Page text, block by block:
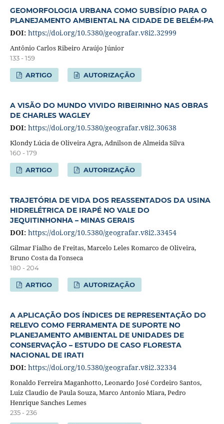
GEOMORFOLOGIA URBANA COMO SUBSÍDIO PARA O
PLANEJAMENTO AMBIENTAL NA CIDADE DE BELÉM-PA
DOI: https://doi.org/10.5380/geografar.v8i2.32999
Antônio Carlos Ribeiro Araújo Júnior
133 - 159
ARTIGO AUTORIZAÇÃO
A VISÃO DO MUNDO VIVIDO RIBEIRINHO NAS OBRAS
DE CHARLES WAGLEY
DOI: https://doi.org/10.5380/geografar.v8i2.30638
Klondy Lúcia de Oliveira Agra, Adnilson de Almeida Silva
160 - 179
ARTIGO AUTORIZAÇÃO
TRAJETÓRIA DE VIDA DOS REASSENTADOS DA USINA
HIDRELÉTRICA DE IRAPÉ NO VALE DO
JEQUITINHONHA – MINAS GERAIS
DOI: https://doi.org/10.5380/geografar.v8i2.33454
Gilmar Fialho de Freitas, Marcelo Leles Romarco de Oliveira,
Bruno Costa da Fonseca
180 - 204
ARTIGO AUTORIZAÇÃO
A APLICAÇÃO DOS ÍNDICES DE REPRESENTAÇÃO DO
RELEVO COMO FERRAMENTA DE SUPORTE NO
PLANEJAMENTO AMBIENTAL DE UNIDADES DE
CONSERVAÇÃO – ESTUDO DE CASO FLORESTA
NACIONAL DE IRATI
DOI: https://doi.org/10.5380/geografar.v8i2.32334
Ronaldo Ferreira Maganhotto, Leonardo José Cordeiro Santos,
Luiz Claudio de Paula Souza, Marco Antonio Miara, Pedro
Henrique Sanches Lemes
235 - 236